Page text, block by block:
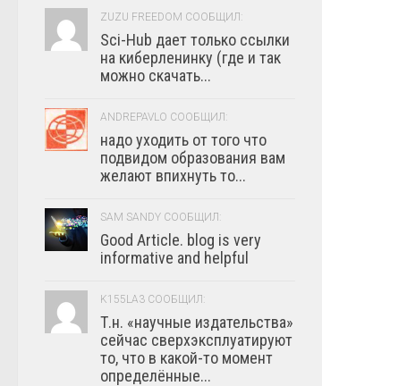
ZUZU FREEDOM СООБЩИЛ:
Sci-Hub дает только ссылки
на киберленинку (где и так
можно скачать...
ANDREPAVLO СООБЩИЛ:
надо уходить от того что
подвидом образования вам
желают впихнуть то...
SAM SANDY СООБЩИЛ:
Good Article. blog is very
informative and helpful
K155LA3 СООБЩИЛ:
Т.н. «научные издательства»
сейчас сверхэксплуатируют
то, что в какой-то момент
определённые...